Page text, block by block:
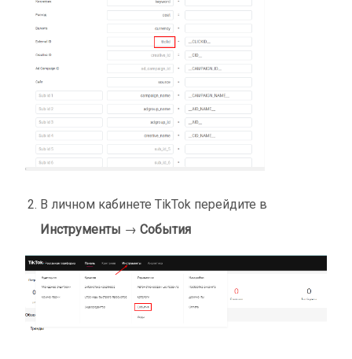
В личном кабинете TikTok перейдите в
Инструменты →События